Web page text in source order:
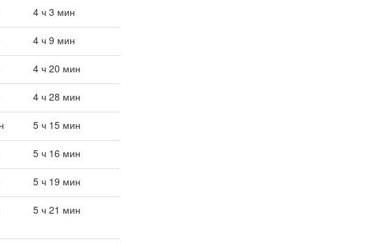
4 ч 3 мин
4 ч 9 мин
4 ч 20 мин
4 ч 28 мин
5 ч 15 мин
5 ч 16 мин
5 ч 19 мин
5 ч 21 мин